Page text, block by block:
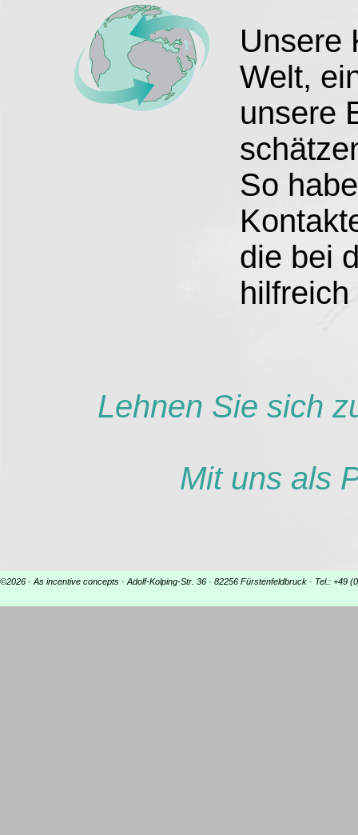
Unsere
Welt,
unsere
So
die bei
hilfreich
Lehnen Sie sich
Mit uns als
©2026 · As incentive concepts · Adolf-Kolping-Str. 36 · 82256 Fürstenfeldbruck · Tel.: +49